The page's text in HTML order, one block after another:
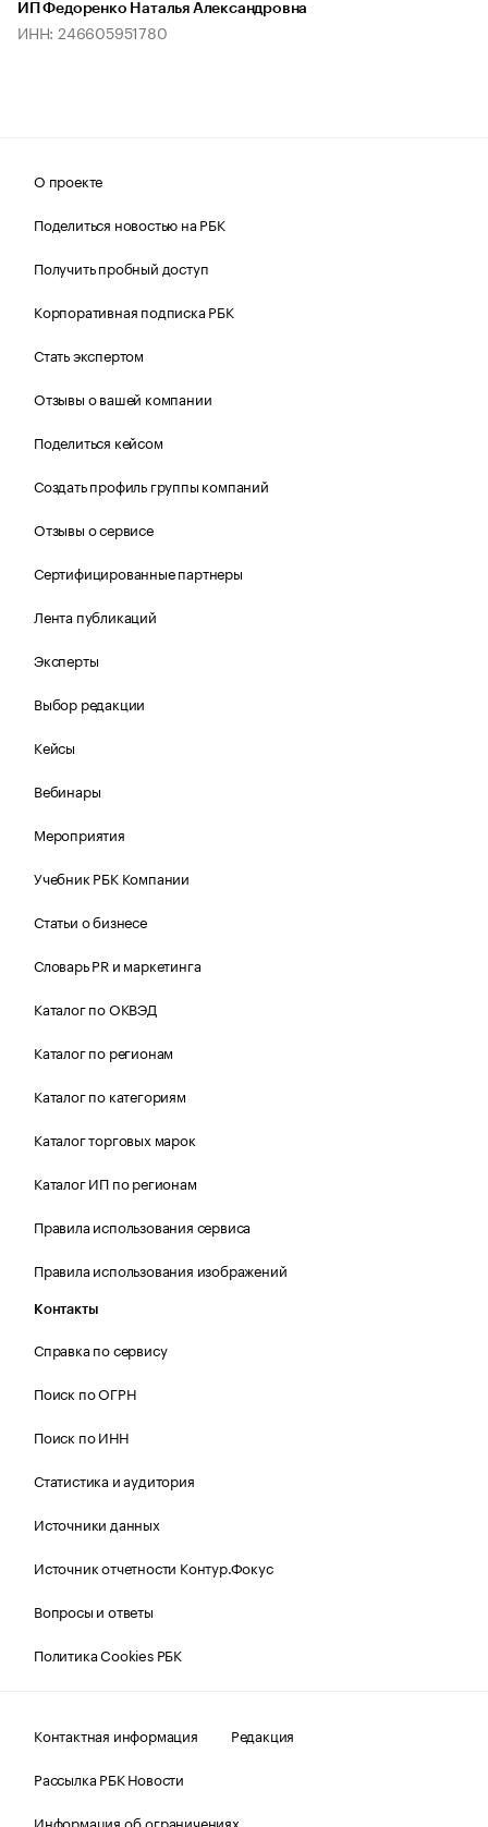
ИП Федоренко Наталья Александровна
ИНН: 246605951780
О проекте
Поделиться новостью на РБК
Получить пробный доступ
Корпоративная подписка РБК
Стать экспертом
Отзывы о вашей компании
Поделиться кейсом
Создать профиль группы компаний
Отзывы о сервисе
Сертифицированные партнеры
Лента публикаций
Эксперты
Выбор редакции
Кейсы
Вебинары
Мероприятия
Учебник РБК Компании
Статьи о бизнесе
Словарь PR и маркетинга
Каталог по ОКВЭД
Каталог по регионам
Каталог по категориям
Каталог торговых марок
Каталог ИП по регионам
Правила использования сервиса
Правила использования изображений
Контакты
Справка по сервису
Поиск по ОГРН
Поиск по ИНН
Статистика и аудитория
Источники данных
Источник отчетности Контур.Фокус
Вопросы и ответы
Политика Cookies РБК
Контактная информация
Редакция
Рассылка РБК Новости
Информация об ограничениях